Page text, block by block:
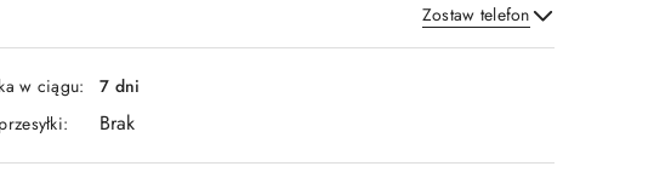
Zostaw telefon
Wyślij
w ciągu:
7 dni
Brak